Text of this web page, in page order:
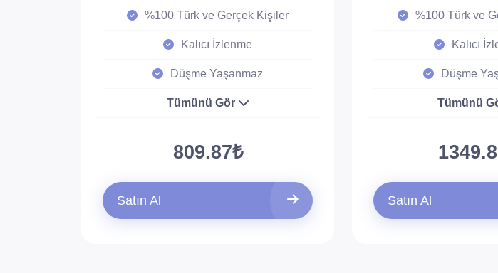
%100 Türk ve Gerçek Kişiler
Kalıcı İzlenme
Düşme Yaşanmaz
Tümünü Gör
809.87₺
Satın Al
%100 Türk ve
Kalıcı
Düşme
Tümünü
Satın Al